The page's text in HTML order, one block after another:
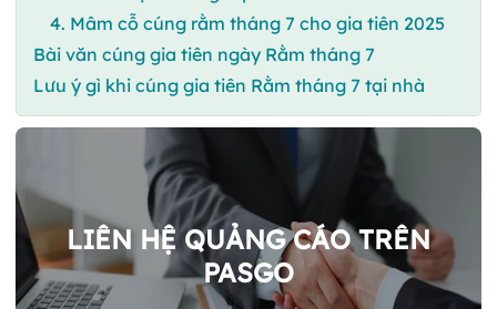
4. Mâm cỗ cúng rằm tháng 7 cho gia tiên 2025
Bài văn cúng gia tiên ngày Rằm tháng 7
Lưu ý gì khi cúng gia tiên Rằm tháng 7 tại nhà
LIÊN HỆ QUẢNG CÁO TRÊN
PASGO